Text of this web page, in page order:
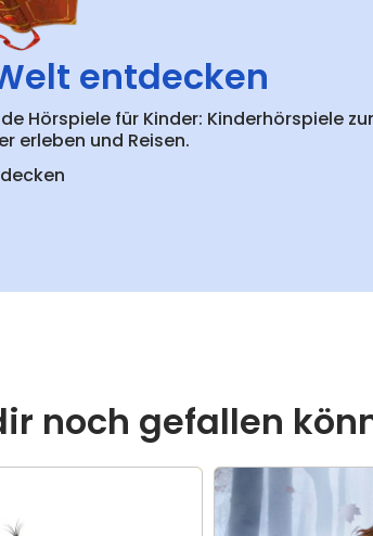
entdecken
Hörspiele für Kinder: Kinderhörspiele
erleben und Reisen.
noch gefallen